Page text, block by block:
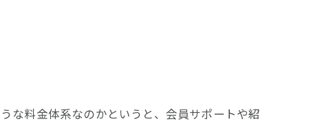
な料金体系なのかというと、会員サポートや紹